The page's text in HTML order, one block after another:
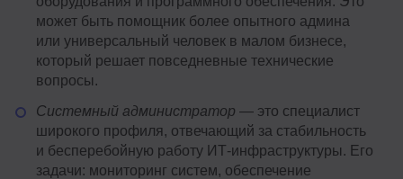
может быть помощник более опытного админа
или универсальный человек в малом бизнесе,
который решает повседневные технические
вопросы.
Системный администратор — это специалист
широкого профиля, отвечающий за стабильность
и бесперебойную работу ИТ-инфраструктуры. Его
задачи: мониторинг систем, обеспечение